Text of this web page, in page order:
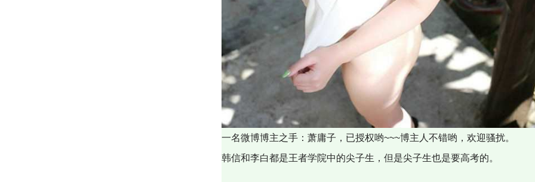
一名微博博主之手：萧庸子，已授权哟~~~博主人不错哟，欢迎骚扰。
韩信和李白都是王者学院中的尖子生，但是尖子生也是要高考的。